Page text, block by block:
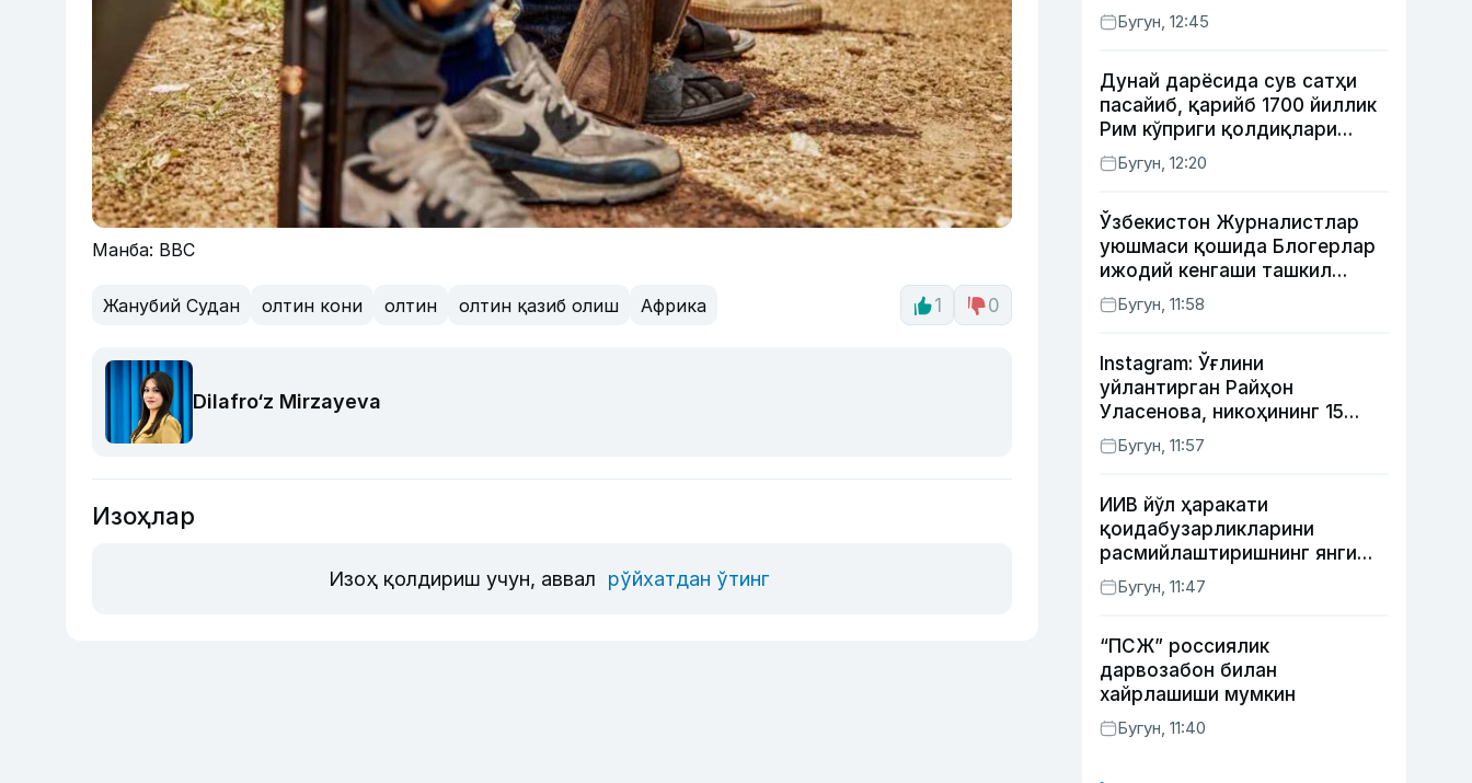
Манба: BBC
Жанубий Судан олтин кони олтин олтин қазиб олиш Африка 1 0
Dilafro‘z Mirzayeva
Изоҳлар
Изоҳ қолдириш учун, аввал рўйхатдан ўтинг
Бугун, 12:45
Дунай дарёсида сув сатҳи
пасайиб, қарийб 1700 йиллик
Рим кўприги қолдиқлари
кўринди
Бугун, 12:20
Ўзбекистон Журналистлар
уюшмаси қошида Блогерлар
ижодий кенгаши ташкил
этилди
Бугун, 11:58
Instagram: Ўғлини
уйлантирган Райҳон
Уласенова, никоҳининг 15
йиллигини нишонлаган турк
актёрлари ва Камелот
Раҳимова
Бугун, 11:57
ИИВ йўл ҳаракати
қоидабузарликларини
расмийлаштиришнинг янги
тартибини таклиф қилди
Бугун, 11:47
“ПСЖ” россиялик
дарвозабон билан
хайрлашиши мумкин
Бугун, 11:40